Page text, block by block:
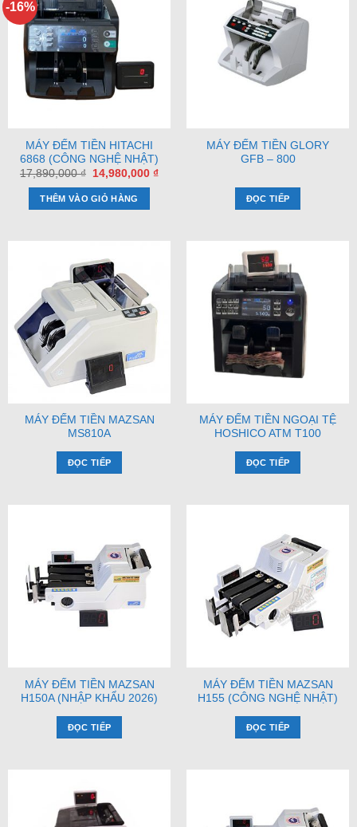
-16%
MÁY ĐẾM TIỀN HITACHI
6868 (CÔNG NGHỆ NHẬT)
17,890,000₫
Giá
là:
17,890,000 ₫.
14,980,000 ₫Giá
THÊM VÀO GIỎ HÀNG
MÁY ĐẾM TIỀN GLORY
GFB – 800
ĐỌC TIẾP
MÁY ĐẾM TIỀN MAZSAN
MS810A
ĐỌC TIẾP
MÁY ĐẾM TIỀN NGOẠI TỆ
HOSHICO ATM T100
ĐỌC TIẾP
MÁY ĐẾM TIỀN MAZSAN
H150A (NHẬP KHẨU 2026)
ĐỌC TIẾP
MÁY ĐẾM TIỀN MAZSAN
H155 (CÔNG NGHỆ NHẬT)
ĐỌC TIẾP